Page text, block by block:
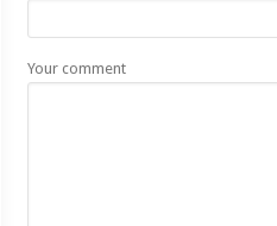
Your comment